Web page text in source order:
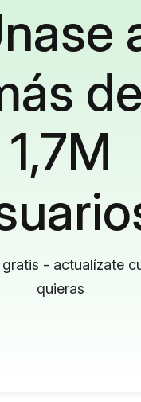
de
1,7M
gratis - actualízate
quieras